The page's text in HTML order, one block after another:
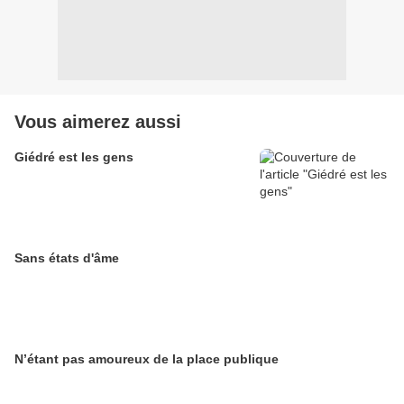
Vous aimerez aussi
Giédré est les gens
Sans états d'âme
N’étant pas amoureux de la place publique